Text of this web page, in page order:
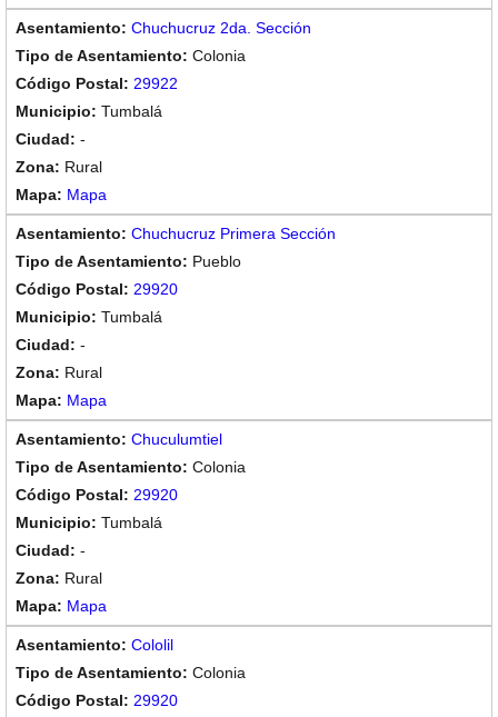
Chuchucruz 2da. Sección
Colonia
29922
Tumbalá
-
Rural
Mapa
Chuchucruz Primera Sección
Pueblo
29920
Tumbalá
-
Rural
Mapa
Chuculumtiel
Colonia
29920
Tumbalá
-
Rural
Mapa
Cololil
Colonia
29920